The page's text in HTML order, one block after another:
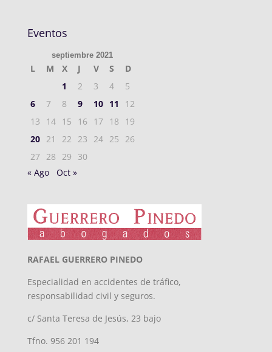
Eventos
septiembre 2021
L M X J V S
D
1
2 3 4
5
6
7 8 9 10 11
12
13
14 15 16 17 18
19
20 21 22 23 24 25
26
27
28 29
30
« Ago
Oct »
RAFAEL GUERRERO PINEDO
Especialidad en accidentes de tráfico,
responsabilidad civil y seguros.
c/ Santa Teresa de Jesús, 23 bajo
Tfno. 956 201 194